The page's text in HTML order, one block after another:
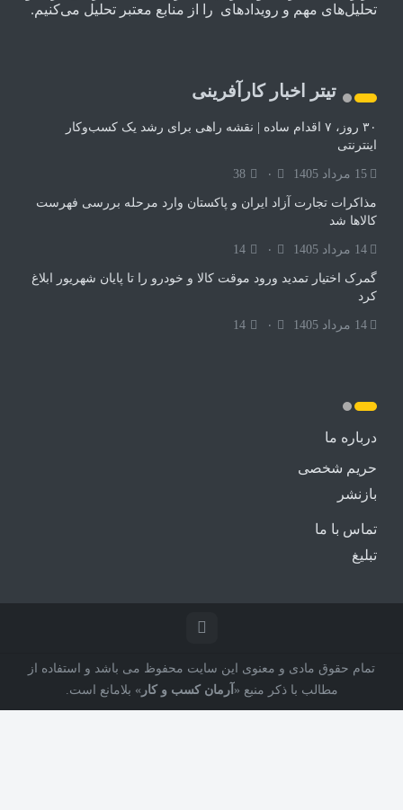
تحلیل‌های مهم و رویدادهای را از منابع معتبر تحلیل می‌کنیم.
تیتر اخبار کارآفرینی
۳۰ روز، ۷ اقدام ساده | نقشه راهی برای رشد یک کسب‌وکار
اینترنتی
15 مرداد 1405 38
مذاکرات تجارت آزاد ایران و پاکستان وارد مرحله بررسی فهرست
کالاها شد
14 مرداد 1405 14
گمرک اختیار تمدید ورود موقت کالا و خودرو را تا پایان شهریور ابلاغ
کرد
14 مرداد 1405 14
درباره ما
حریم شخصی
بازنشر
تماس با ما
تبلیغ
تمام حقوق مادی و معنوی این سایت محفوظ می باشد و استفاده از
مطالب با ذکر منبع « آرمان کسب و کار » بلامانع است.